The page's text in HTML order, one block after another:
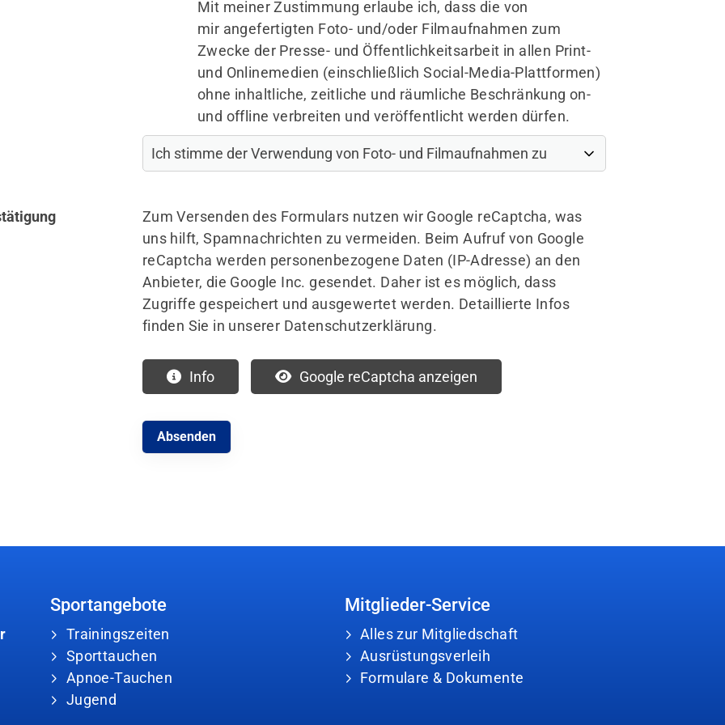
Mit meiner Zustimmung erlaube ich, dass die von
mir angefertigten Foto- und/oder Filmaufnahmen zum
Zwecke der Presse- und Öffentlichkeitsarbeit in allen Print-
und Onlinemedien (einschließlich Social-Media-Plattformen)
ohne inhaltliche, zeitliche und räumliche Beschränkung on-
und offline verbreiten und veröffentlicht werden dürfen.
Zum Versenden des Formulars nutzen wir Google reCaptcha, was
uns hilft, Spamnachrichten zu vermeiden. Beim Aufruf von Google
reCaptcha werden personenbezogene Daten (IP-Adresse) an den
Anbieter, die Google Inc. gesendet. Daher ist es möglich, dass
Zugriffe gespeichert und ausgewertet werden. Detaillierte Infos
finden Sie in unserer Datenschutzerklärung.
Info Google reCaptcha anzeigen
Sportangebote
Trainingszeiten
Sporttauchen
Apnoe-Tauchen
Jugend
Mitglieder-Service
Alles zur Mitgliedschaft
Ausrüstungsverleih
Formulare & Dokumente